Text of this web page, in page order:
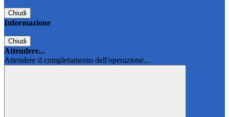
Chiudi
Informazione
Chiudi
Attendere...
Attendere il completamento dell'operazione...